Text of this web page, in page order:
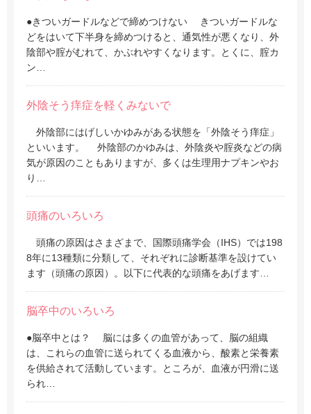
●きついガードルなどで締めつけない きついガードルな
どをはいて下半身を締めつけると、通気性が悪くなり、外
陰部や腟がむれて、かぶれやすくなります。とくに、腟カ
ン…
外陰そう 痒症を軽くみないで
外陰部にはげしいかゆみがある状態を「外陰そう痒症」
といいます。 外陰部のかゆみは、外陰炎や腟炎などの病
気が原因のこともありますが、多くは生理用ナプキンやお
り…
頭痛のいろいろ
頭痛の原因はさまざまで、国際頭痛学会（IHS）では198
8年に13種類に分類して、それぞれに診断基準を設けてい
ます（頭痛の原因）。以下に代表的な頭痛をあげます…
脳卒中のいろいろ
●脳卒中とは？ 脳には多くの血管があって、脳の組織
は、これらの血管に送られてくる血液から、酸素と栄養素
を供給されて活動しています。ところが、血液が円滑に送
られ…